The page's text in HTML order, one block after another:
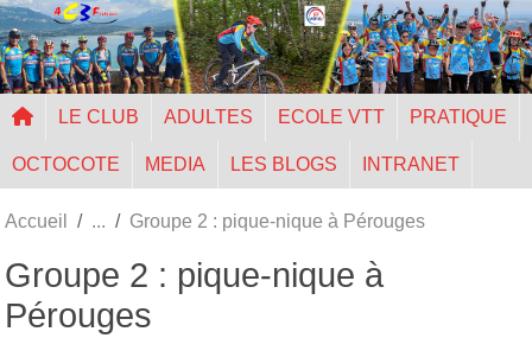
LE CLUB ADULTES ECOLE VTT PRATIQUE
OCTOCOTE MEDIA LES BLOGS INTRANET
Accueil Groupe 2 : pique-nique à Pérouges
Groupe 2 : pique-nique à
Pérouges
Panneau de gestion des cookies